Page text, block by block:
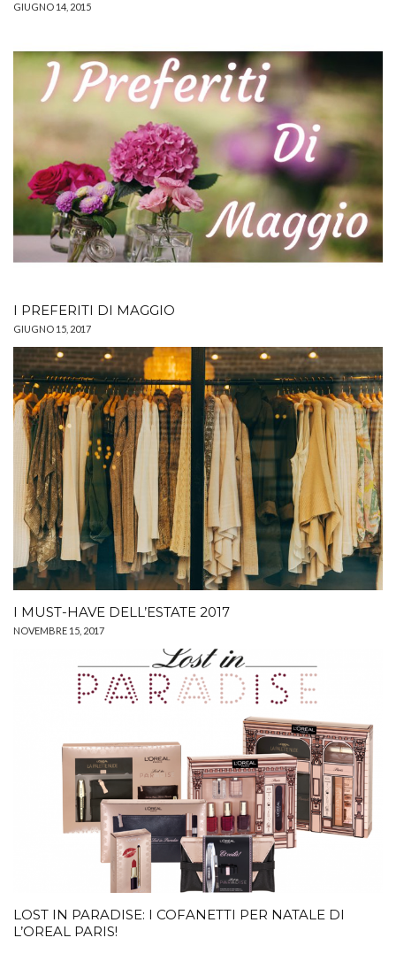
GIUGNO 14, 2015
I PREFERITI DI MAGGIO
GIUGNO 15, 2017
I MUST-HAVE DELL’ESTATE 2017
NOVEMBRE 15, 2017
LOST IN PARADISE: I COFANETTI PER NATALE DI
L’OREAL PARIS!